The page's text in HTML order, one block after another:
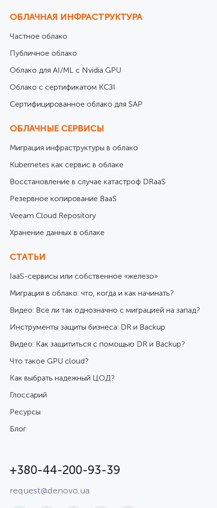
ОБЛАЧНАЯ ИНФРАСТРУКТУРА
Частное облако
Публичное облако
Облако для AI/ML с Nvidia GPU
Облако с сертификатом КСЗІ
Cертифицированное облако для SAP
ОБЛАЧНЫЕ СЕРВИСЫ
Миграция инфраструктуры в облако
Kubernetes как сервис в облаке
Восстановление в случае катастроф DRaaS
Резервное копирование BaaS
Veeam Cloud Repository
Хранение данных в облаке
СТАТЬИ
IaaS-сервисы или собственное «железо»
Миграция в облако: что, когда и как начинать?
Видео: Все ли так однозначно с миграцией на запад?
Инструменты защиты бизнеса: DR и Backup
Видео: Как защититься с помощью DR и Backup?
Что такое GPU cloud?
Как выбрать надежный ЦОД?
Глоссарий
Ресурсы
Блог
+380-44-200-93-39
request@denovo.ua